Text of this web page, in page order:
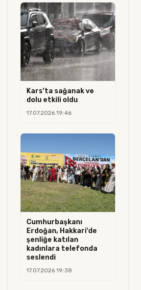
Kars’ta sağanak ve
dolu etkili oldu
17.07.2026 19:46
Cumhurbaşkanı
Erdoğan, Hakkari'de
şenliğe katılan
kadınlara telefonda
seslendi
17.07.2026 19:38